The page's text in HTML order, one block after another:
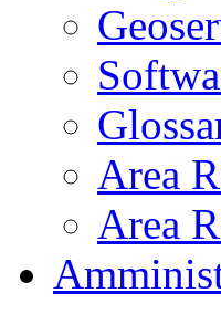
Area
Area